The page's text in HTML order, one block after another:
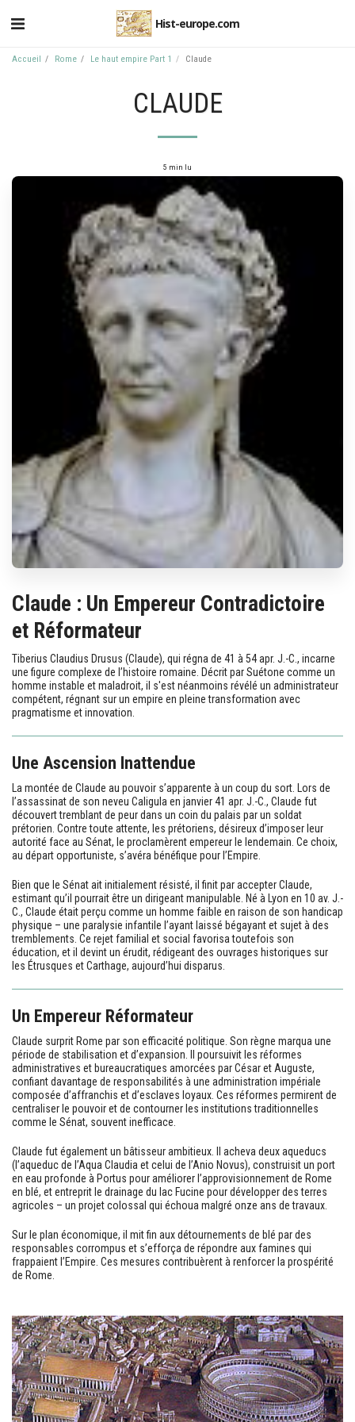
Hist-europe.com
Accueil Rome Le haut empire Part 1 Claude
CLAUDE
5 min lu
Claude : Un Empereur Contradictoire
et Réformateur
Tiberius Claudius Drusus (Claude), qui régna de 41 à 54 apr. J.-C., incarne
une figure complexe de l’histoire romaine. Décrit par Suétone comme un
homme instable et maladroit, il s'est néanmoins révélé un administrateur
compétent, régnant sur un empire en pleine transformation avec
pragmatisme et innovation.
Une Ascension Inattendue
La montée de Claude au pouvoir s’apparente à un coup du sort. Lors de
l’assassinat de son neveu Caligula en janvier 41 apr. J.-C., Claude fut
découvert tremblant de peur dans un coin du palais par un soldat
prétorien. Contre toute attente, les prétoriens, désireux d’imposer leur
autorité face au Sénat, le proclamèrent empereur le lendemain. Ce choix,
au départ opportuniste, s’avéra bénéfique pour l’Empire.
Bien que le Sénat ait initialement résisté, il finit par accepter Claude,
estimant qu’il pourrait être un dirigeant manipulable. Né à Lyon en 10 av. J.-
C., Claude était perçu comme un homme faible en raison de son handicap
physique – une paralysie infantile l’ayant laissé bégayant et sujet à des
tremblements. Ce rejet familial et social favorisa toutefois son
éducation, et il devint un érudit, rédigeant des ouvrages historiques sur
les Étrusques et Carthage, aujourd’hui disparus.
Un Empereur Réformateur
Claude surprit Rome par son efficacité politique. Son règne marqua une
période de stabilisation et d’expansion. Il poursuivit les réformes
administratives et bureaucratiques amorcées par César et Auguste,
confiant davantage de responsabilités à une administration impériale
composée d’affranchis et d’esclaves loyaux. Ces réformes permirent de
centraliser le pouvoir et de contourner les institutions traditionnelles
comme le Sénat, souvent inefficace.
Claude fut également un bâtisseur ambitieux. Il acheva deux aqueducs
(l’aqueduc de l’Aqua Claudia et celui de l’Anio Novus), construisit un port
en eau profonde à Portus pour améliorer l’approvisionnement de Rome
en blé, et entreprit le drainage du lac Fucine pour développer des terres
agricoles – un projet colossal qui échoua malgré onze ans de travaux.
Sur le plan économique, il mit fin aux détournements de blé par des
responsables corrompus et s’efforça de répondre aux famines qui
frappaient l’Empire. Ces mesures contribuèrent à renforcer la prospérité
de Rome.